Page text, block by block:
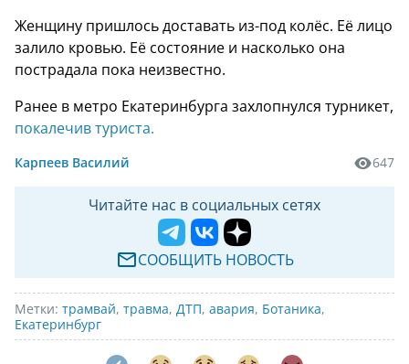
Женщину пришлось доставать из-под колёс. Её лицо
залило кровью. Её состояние и насколько она
пострадала пока неизвестно.
Ранее в метро Екатеринбурга захлопнулся турникет,
покалечив туриста.
Карпеев Василий 647
Читайте нас в социальных сетях
СООБЩИТЬ НОВОСТЬ
Метки: трамвай, травма, ДТП, авария, Ботаника,
Екатеринбург